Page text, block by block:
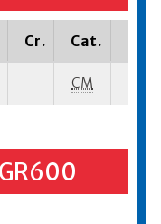
Cr. Cat.
CM